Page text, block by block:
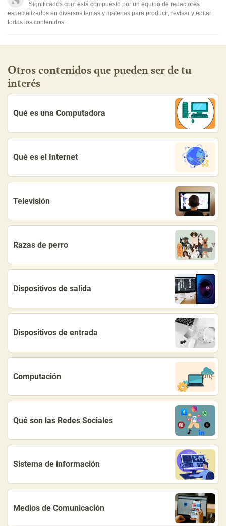
Otro
Significados.com está compuesto por un equipo de redactores
especializados en diversos temas y materias para producir, revisar y editar
todos los contenidos.
Otros contenidos que pueden ser de tu
interés
Qué es una Computadora
Qué es el Internet
Televisión
Razas de perro
Dispositivos de salida
Dispositivos de entrada
Computación
Qué son las Redes Sociales
Sistema de información
Medios de Comunicación